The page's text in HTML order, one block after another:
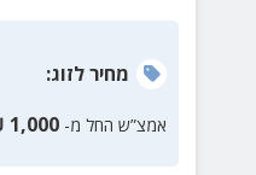
מחירלזוג:
אמצ”ש החל מ- 1,000